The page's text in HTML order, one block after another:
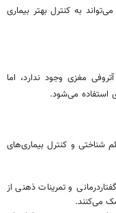
به کنترل بهتر بیماری
مغزی وجود ندارد، اما
استفاده می‌شود.
شناختی و کنترل بیماری‌های
و تمرینات ذهنی از
می‌کنند.